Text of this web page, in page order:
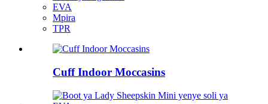
EVA
Mpira
TPR
Cuff Indoor Moccasins